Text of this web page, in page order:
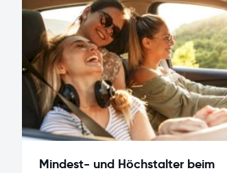
Mindest- und Höchstalter beim